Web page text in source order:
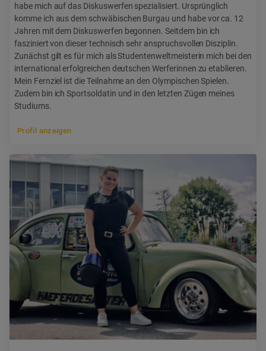
habe mich auf das Diskuswerfen spezialisiert. Ursprünglich
komme ich aus dem schwäbischen Burgau und habe vor ca. 12
Jahren mit dem Diskuswerfen begonnen. Seitdem bin ich
fasziniert von dieser technisch sehr anspruchsvollen Disziplin.
Zunächst gilt es für mich als Studentenweltmeisterin mich bei den
international erfolgreichen deutschen Werferinnen zu etablieren.
Mein Fernziel ist die Teilnahme an den Olympischen Spielen.
Zudem bin ich Sportsoldatin und in den letzten Zügen meines
Studiums.
Profil anzeigen